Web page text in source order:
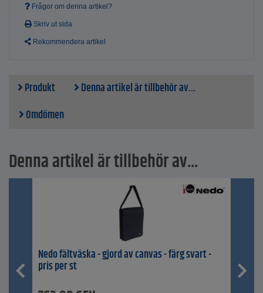
Frågor om denna artikel?
Skriv ut sida
Rekommendera artikel
Produkt
Denna artikel är tillbehör av...
Omdömen
Denna artikel är tillbehör av...
Nedo fältväska - gjord av canvas - färg svart -
pris per st